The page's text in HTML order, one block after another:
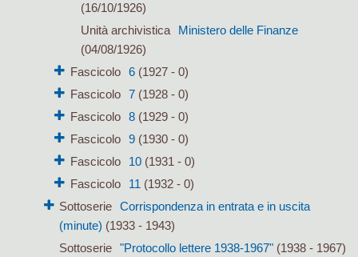
(16/10/1926)
Unità archivistica
Ministero delle Finanze
(04/08/1926)
Fascicolo
6(1927 - 0)
Fascicolo
7(1928 - 0)
Fascicolo
8(1929 - 0)
Fascicolo
9(1930 - 0)
Fascicolo
10(1931 - 0)
Fascicolo
11 (1932 - 0)
Sottoserie
Corrispondenza in entrata e in uscita
(minute) (1933 - 1943)
Sottoserie
"Protocollo lettere 1938-1967" (1938 - 1967)